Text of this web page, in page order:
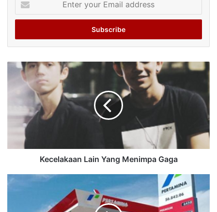
your
Email
Kecelakaan Lain Yang Menimpa Gaga